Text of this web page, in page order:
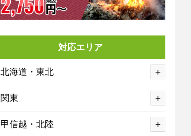
対応エリア
北海道・東北
関東
甲信越・北陸